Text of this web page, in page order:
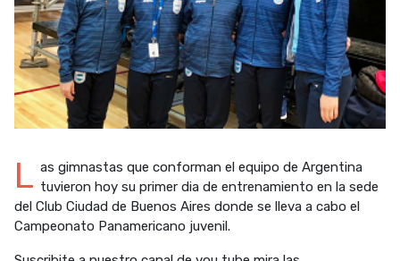
L as gimnastas que conforman el equipo de Argentina
tuvieron hoy su primer dia de entrenamiento en la sede
del Club Ciudad de Buenos Aires donde se lleva a cabo el
Campeonato Panamericano juvenil.